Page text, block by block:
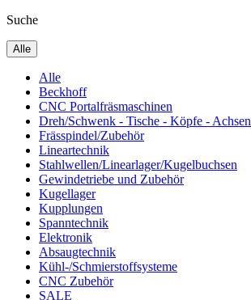
Suche
Alle
Alle
Beckhoff
CNC Portalfräsmaschinen
Dreh/Schwenk - Tische - Köpfe - Achsen
Frässpindel/Zubehör
Lineartechnik
Stahlwellen/Linearlager/Kugelbuchsen
Gewindetriebe und Zubehör
Kugellager
Kupplungen
Spanntechnik
Elektronik
Absaugtechnik
Kühl-/Schmierstoffsysteme
CNC Zubehör
SALE